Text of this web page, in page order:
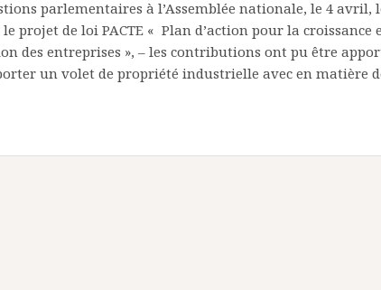
parlementaires à l’Assemblée nationale, le 4 avril,
projet de loi PACTE « Plan d’action pour la croissance
des entreprises », – les contributions ont pu être
un volet de propriété industrielle avec en matière